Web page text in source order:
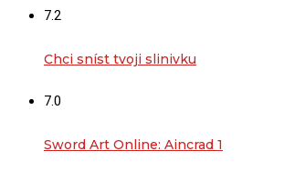
7.2
Chci sníst tvoji slinivku
7.0
Sword Art Online: Aincrad 1